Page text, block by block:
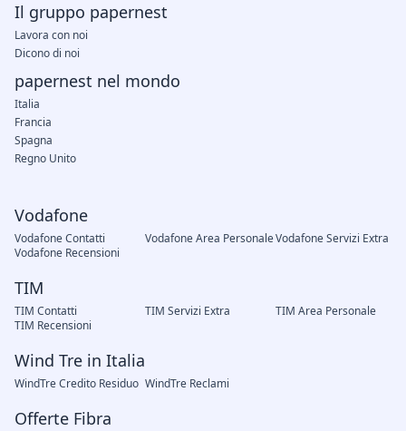
Vodafone
Vodafone Contatti Vodafone Area PersonaleVodafone Servizi Extra
Vodafone Recensioni
TIM
TIM Contatti TIM Servizi Extra
TIM Area Personale
TIM Recensioni
Wind Tre in Italia
WindTre Credito Residuo WindTre Reclami
Offerte Fibra
Il gruppo papernest
Lavora con noi
Dicono di noi
papernest nel mondo
Italia
Francia
Spagna
Regno Unito